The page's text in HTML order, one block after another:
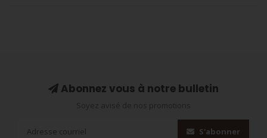
Abonnez vous à notre bulletin
S'abonner